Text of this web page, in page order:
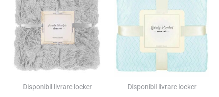
Disponibil livrare locker SUPER PREȚ!
Disponibil livrare locker
fost:
60.00 lei.